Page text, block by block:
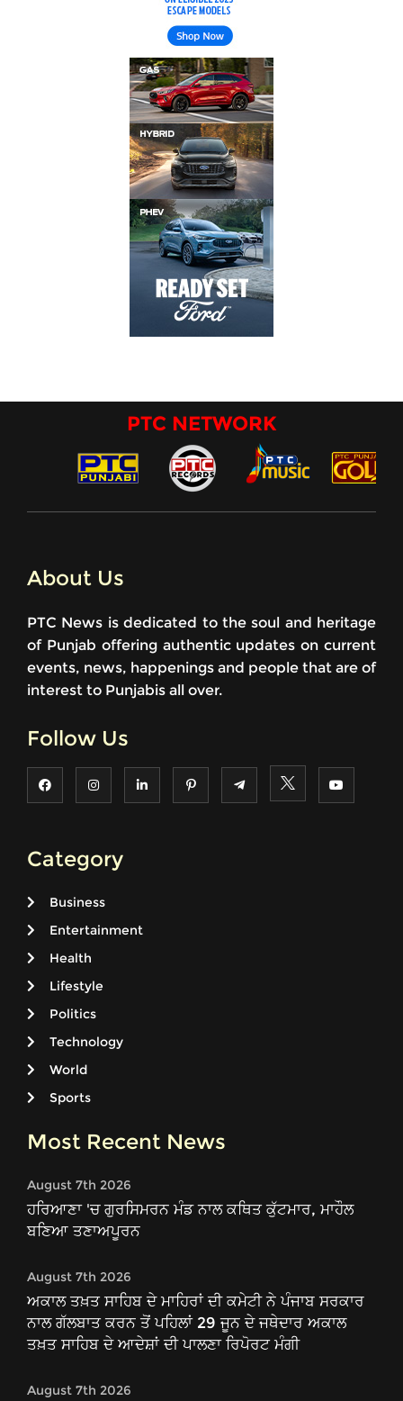
PTC NETWORK
About Us
PTC News is dedicated to the soul and heritage
of Punjab offering authentic updates on current
events, news, happenings and people that are of
interest to Punjabis all over.
Follow Us
Category
Business
Entertainment
Health
Lifestyle
Politics
Technology
World
Sports
Most Recent News
August 7th 2026
ਹਰਿਆਣਾ 'ਚ ਗੁਰਸਿਮਰਨ ਮੰਡ ਨਾਲ ਕਥਿਤ ਕੁੱਟਮਾਰ, ਮਾਹੌਲ
ਬਣਿਆ ਤਣਾਅਪੂਰਨ
August 7th 2026
ਅਕਾਲ ਤਖ਼ਤ ਸਾਹਿਬ ਦੇ ਮਾਹਿਰਾਂ ਦੀ ਕਮੇਟੀ ਨੇ ਪੰਜਾਬ ਸਰਕਾਰ
ਨਾਲ ਗੱਲਬਾਤ ਕਰਨ ਤੋਂ ਪਹਿਲਾਂ 29 ਜੂਨ ਦੇ ਜਥੇਦਾਰ ਅਕਾਲ
ਤਖ਼ਤ ਸਾਹਿਬ ਦੇ ਆਦੇਸ਼ਾਂ ਦੀ ਪਾਲਣਾ ਰਿਪੋਰਟ ਮੰਗੀ
August 7th 2026